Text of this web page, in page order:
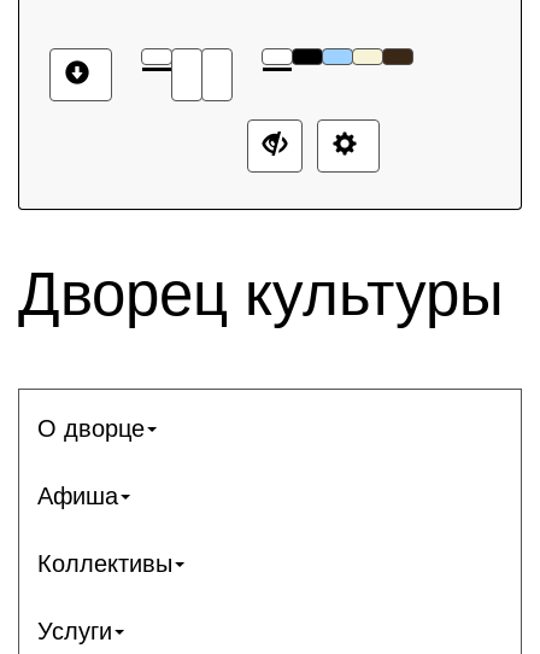
Дворец культуры
О дворце
Афиша
Коллективы
Услуги